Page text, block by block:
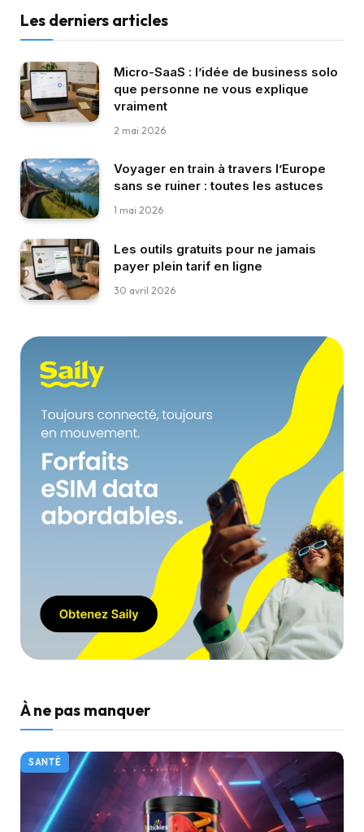
Les derniers articles
Micro-SaaS : l’idée de business solo
que personne ne vous explique
vraiment
2 mai 2026
Voyager en train à travers l’Europe
sans se ruiner : toutes les astuces
1 mai 2026
Les outils gratuits pour ne jamais
payer plein tarif en ligne
30 avril 2026
À ne pas manquer
SANTÉ